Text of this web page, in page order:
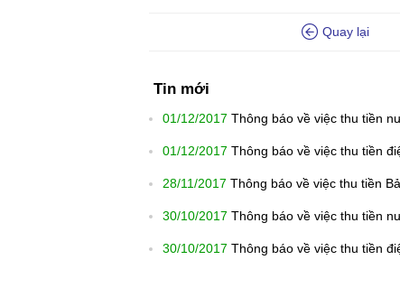
Quay lại
Tin mới
01/12/2017 Thông báo về việc thu tiền
01/12/2017 Thông báo về việc thu tiền
28/11/2017 Thông báo về việc thu tiền
30/10/2017 Thông báo về việc thu tiền
30/10/2017 Thông báo về việc thu tiền